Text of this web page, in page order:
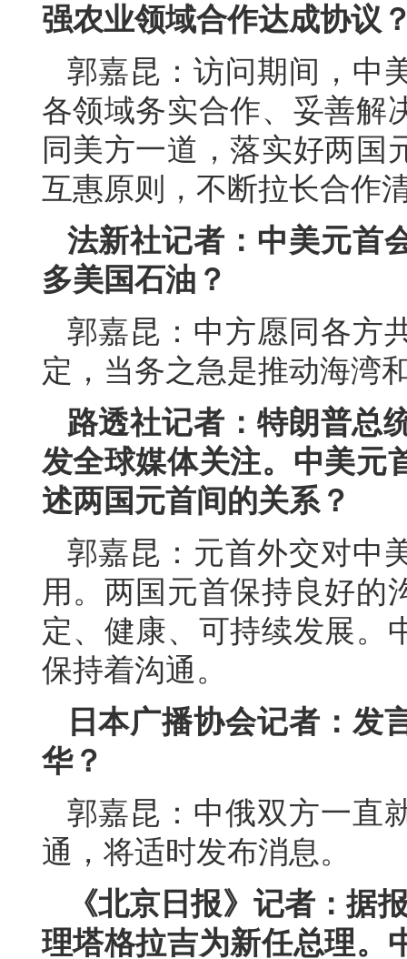
强农业领域合作达成协议
郭嘉昆：访问期间，中
各领域务实合作、妥善解
同美方一道，落实好两国
互惠原则，不断拉长合作
法新社记者：中美元首
多美国石油？
郭嘉昆：中方愿同各方
定，当务之急是推动海湾
路透社记者：特朗普总
发全球媒体关注。中美元
述两国元首间的关系？
郭嘉昆：元首外交对中
用。两国元首保持良好的
定、健康、可持续发展。
保持着沟通。
日本广播协会记者：发
华？
郭嘉昆：中俄双方一直
通，将适时发布消息。
《北京日报》记者：据
理塔格拉吉为新任总理。